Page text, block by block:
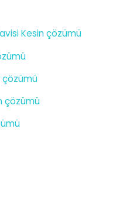
Kesin çözümü
çözümü
çözümü